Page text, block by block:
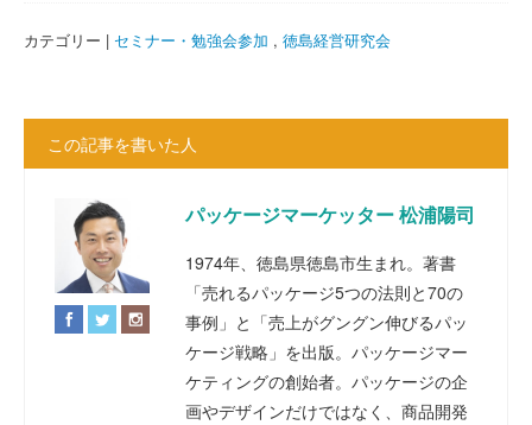
カテゴリー | セミナー・勉強会参加 , 徳島経営研究会
この記事を書いた人
パッケージマーケッター 松浦陽司
1974年、徳島県徳島市生まれ。著書
「売れるパッケージ5つの法則と70の
事例」と「売上がグングン伸びるパッ
ケージ戦略」を出版。パッケージマー
ケティングの創始者。パッケージの企
画やデザインだけではなく、商品開発